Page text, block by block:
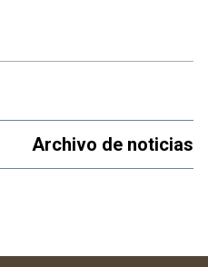
Archivo de noticias